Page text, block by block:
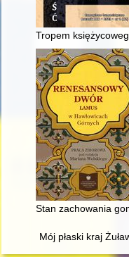
Tropem
Stan zachowania
Mój płaski kraj